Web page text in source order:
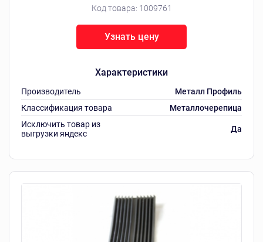
Код товара: 1009761
Характеристики
Производитель
Металл Профиль
Классификация товара
Металлочерепица
Исключить товар из
выгрузки яндекс
Да
Узнать цену